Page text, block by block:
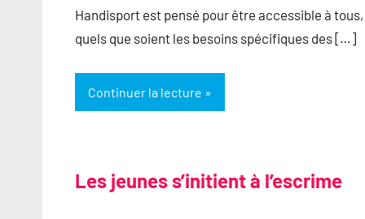
Handisport est pensé pour être accessible à tous,
quels que soient les besoins spécifiques des […]
Continuer la lecture
Les jeunes s’initient à l’escrime